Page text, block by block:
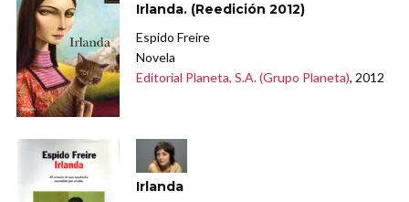
Irlanda. (Reedición 2012)
Espido Freire
Novela
Editorial Planeta, S.A. (Grupo Planeta), 2012
Irlanda